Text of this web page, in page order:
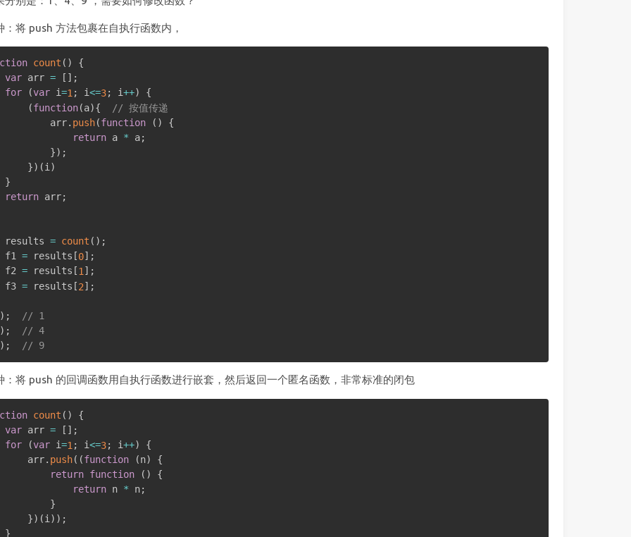
：将 push 方法包裹在自执行函数内，
count ( )
{
var arr = [ ] ;
for
(var i=1 ; i<=3; i++)
{
(function(a){
// 按值传递
arr
. push(function ( )
{
return a * a;
}) ;
}) (i )
}
return arr;
results = count ( ) ;
f1 = results [0] ;
f2 = results [1 ] ;
f3 = results [2] ;
) ;
// 1
) ;
// 4
) ; // 9
：将 push 的回调函数用自执行函数进行嵌套，然后返回一个匿名函数，非常标准的闭包
count ( )
{
var arr = [ ] ;
for
(var i=1 ; i<=3; i++)
{
arr
. push( (function (n)
{
return function ( )
{
return n * n;
}
}) (i) ) ;
}